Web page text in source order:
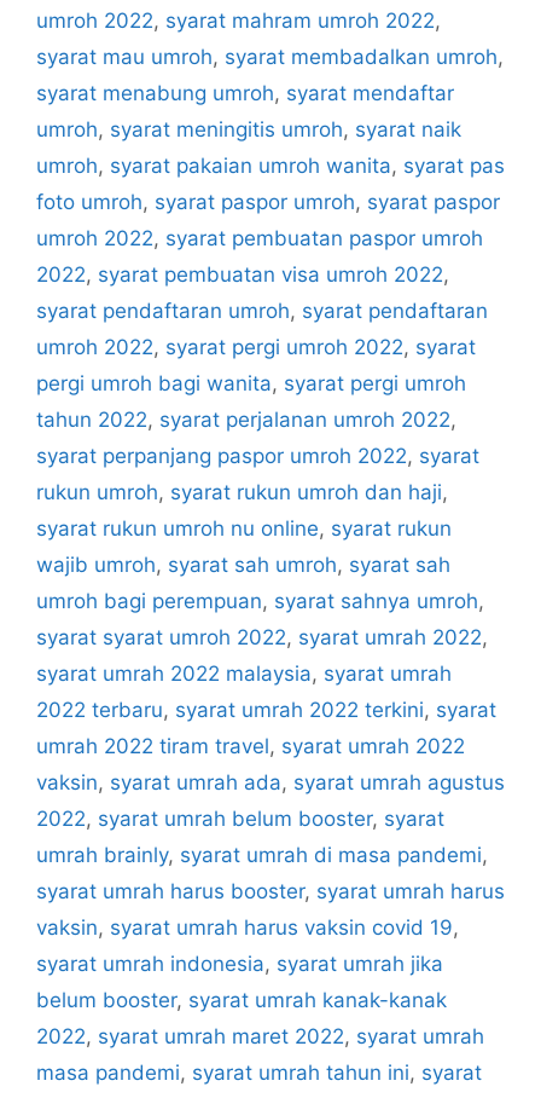
umroh 2022, syarat mahram umroh 2022,
syarat mau umroh, syarat membadalkan umroh,
syarat menabung umroh, syarat mendaftar
umroh, syarat meningitis umroh, syarat naik
umroh, syarat pakaian umroh wanita, syarat pas
foto umroh, syarat paspor umroh, syarat paspor
umroh 2022, syarat pembuatan paspor umroh
2022, syarat pembuatan visa umroh 2022,
syarat pendaftaran umroh, syarat pendaftaran
umroh 2022, syarat pergi umroh 2022, syarat
pergi umroh bagi wanita, syarat pergi umroh
tahun 2022, syarat perjalanan umroh 2022,
syarat perpanjang paspor umroh 2022, syarat
rukun umroh, syarat rukun umroh dan haji,
syarat rukun umroh nu online, syarat rukun
wajib umroh, syarat sah umroh, syarat sah
umroh bagi perempuan, syarat sahnya umroh,
syarat syarat umroh 2022, syarat umrah 2022,
syarat umrah 2022 malaysia, syarat umrah
2022 terbaru, syarat umrah 2022 terkini, syarat
umrah 2022 tiram travel, syarat umrah 2022
vaksin, syarat umrah ada, syarat umrah agustus
2022, syarat umrah belum booster, syarat
umrah brainly, syarat umrah di masa pandemi,
syarat umrah harus booster, syarat umrah harus
vaksin, syarat umrah harus vaksin covid 19,
syarat umrah indonesia, syarat umrah jika
belum booster, syarat umrah kanak-kanak
2022, syarat umrah maret 2022, syarat umrah
masa pandemi, syarat umrah tahun ini, syarat